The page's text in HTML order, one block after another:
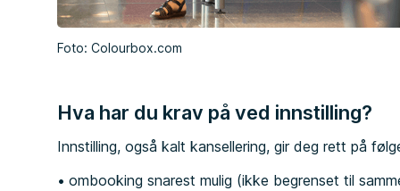
Foto: Colourbox.com
Hva har du krav på ved innstilling?
Innstilling, også kalt kansellering, gir deg rett på
ombooking snarest mulig (ikke begrenset til